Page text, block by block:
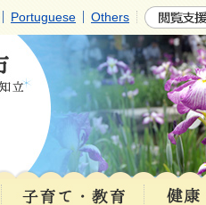
Portuguese Others